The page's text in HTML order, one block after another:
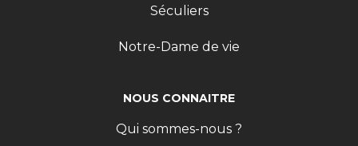
NOUS CONNAITRE
Qui sommes-nous ?
Séculiers
Notre-Dame de vie